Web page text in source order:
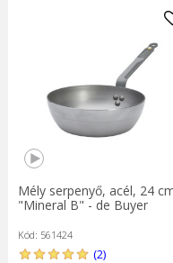
Mély serpenyő, acél, 24
"Mineral B" - de Buyer
Kód: 561424
(2)